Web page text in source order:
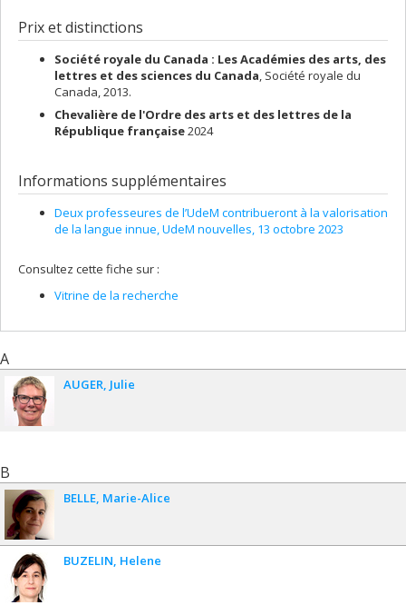
: Renouvellement
Prix et distinctions
Société royale du Canada : Les Académies des arts, des
lettres et des sciences du Canada, Société royale du
Canada, 2013.
Chevalière de l'Ordre des arts et des lettres de la
République française2024
Informations supplémentaires
Deux professeures de l’UdeM contribueront à la valorisation
de la langue innue, UdeM nouvelles, 13 octobre 2023
Consultez cette fiche sur :
Vitrine de la recherche
A
AUGER Julie
B
BELLE Marie-Alice
BUZELIN Helene